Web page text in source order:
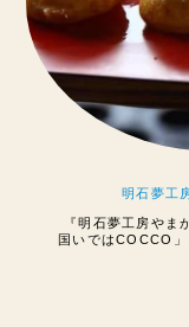
明石夢工
『明石夢工房や
国いではCOCCO